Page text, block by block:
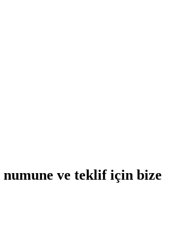
numune ve teklif için bize